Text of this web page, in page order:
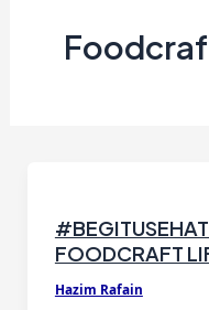
FOODCRAFT
Hazim Rafain